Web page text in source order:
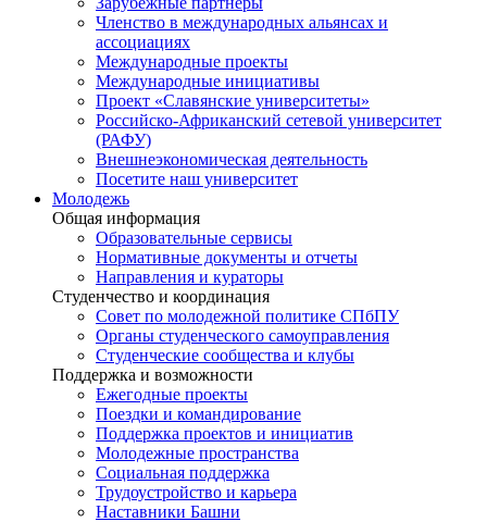
Членство в международных альянсах и
ассоциациях
Международные проекты
Международные инициативы
Проект «Славянские университеты»
Российско-Африканский сетевой университет
(РАФУ)
Внешнеэкономическая деятельность
Посетите наш университет
Молодежь
Общая информация
Образовательные сервисы
Нормативные документы и отчеты
Направления и кураторы
Студенчество и координация
Совет по молодежной политике СПбПУ
Органы студенческого самоуправления
Студенческие сообщества и клубы
Поддержка и возможности
Ежегодные проекты
Поездки и командирование
Поддержка проектов и инициатив
Молодежные пространства
Социальная поддержка
Трудоустройство и карьера
Наставники Башни